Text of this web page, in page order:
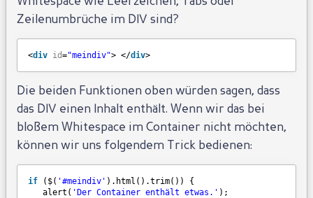
Zeilenumbrüche im DIV sind?
<div id="meindiv"> </div>
Die beiden Funktionen oben würden sagen, dass
das DIV einen Inhalt enthält. Wenn wir das bei
bloßem Whitespace im Container nicht möchten,
können wir uns folgendem Trick bedienen:
if ($( '#meindiv' ).html().trim()) {
alert( 'Der Container enthält etwas.' );